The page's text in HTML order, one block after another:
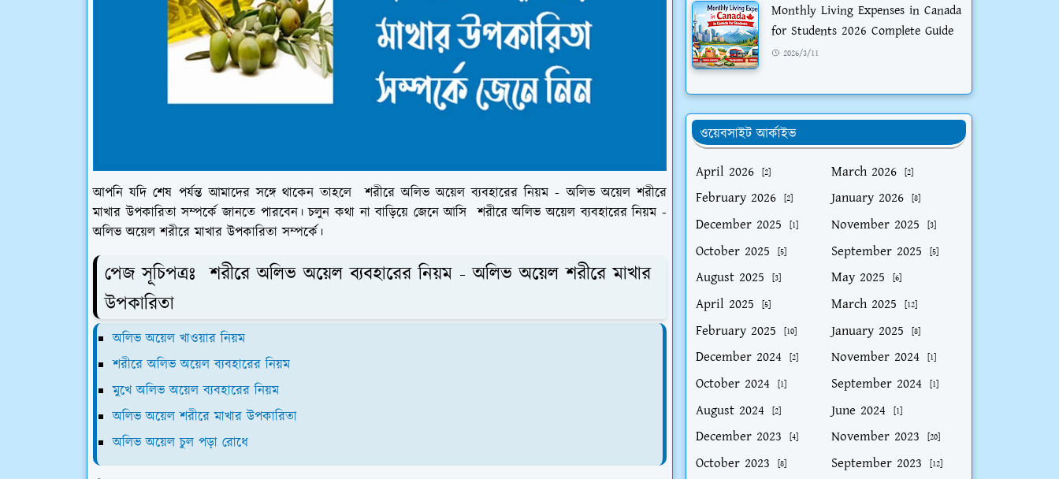
আপনি যদি শেষ পর্যন্ত আমাদের সঙ্গে থাকেন তাহলে শরীরে অলিভ অয়েল ব্যবহারের নিয়ম - অলিভ অয়েল শরীরে
মাখার উপকারিতা সম্পর্কে জানতে পারবেন। চলুন কথা না বাড়িয়ে জেনে আসি শরীরে অলিভ অয়েল ব্যবহারের নিয়ম -
অলিভ অয়েল শরীরে মাখার উপকারিতা সম্পর্কে।
পেজ সূচিপত্রঃ শরীরে অলিভ অয়েল ব্যবহারের নিয়ম - অলিভ অয়েল শরীরে মাখার
উপকারিতা
অলিভ অয়েল খাওয়ার নিয়ম
শরীরে অলিভ অয়েল ব্যবহারের নিয়ম
মুখে অলিভ অয়েল ব্যবহারের নিয়ম
অলিভ অয়েল শরীরে মাখার উপকারিতা
অলিভ অয়েল চুল পড়া রোধে
Monthly Living Expenses in Canada
for Students 2026 Complete Guide
2026/3/11
ওয়েবসাইট আর্কাইভ
April 2026
[2] March 2026 [2]
February 2026 [2] January 2026 [8]
December 2025 [1] November 2025 [3]
October 2025 [5] September 2025 [5]
August 2025 [3] May 2025 [6]
April 2025 [5] March 2025 [12]
February 2025 [10] January 2025 [8]
December 2024 [2] November 2024 [1]
October 2024 [1] September 2024 [1]
August 2024 [2] June 2024 [1]
December 2023 [4] November 2023 [20]
October 2023 [8] September 2023 [12]